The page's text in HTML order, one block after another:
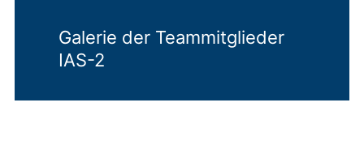
Galerie der Teammitglieder
IAS-2